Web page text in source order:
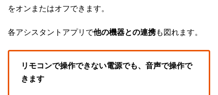
をオンまたはオフできます。
各アシスタントアプリで他の機器との連携も図れます。
リモコンで操作できない電源でも、音声で操作で
きます